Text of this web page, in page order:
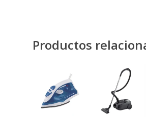
Productos